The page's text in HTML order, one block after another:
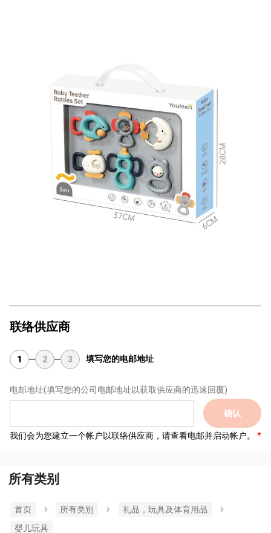
联络供应商
1 2 3 填写您的电邮地址
电邮地址(填写您的公司电邮地址以获取供应商的迅速回覆)
确认
我们会为您建立一个帐户以联络供应商，请查看电邮并启动帐户。
所有类别
首页 所有类別
礼品，玩具及体育用品
婴儿玩具